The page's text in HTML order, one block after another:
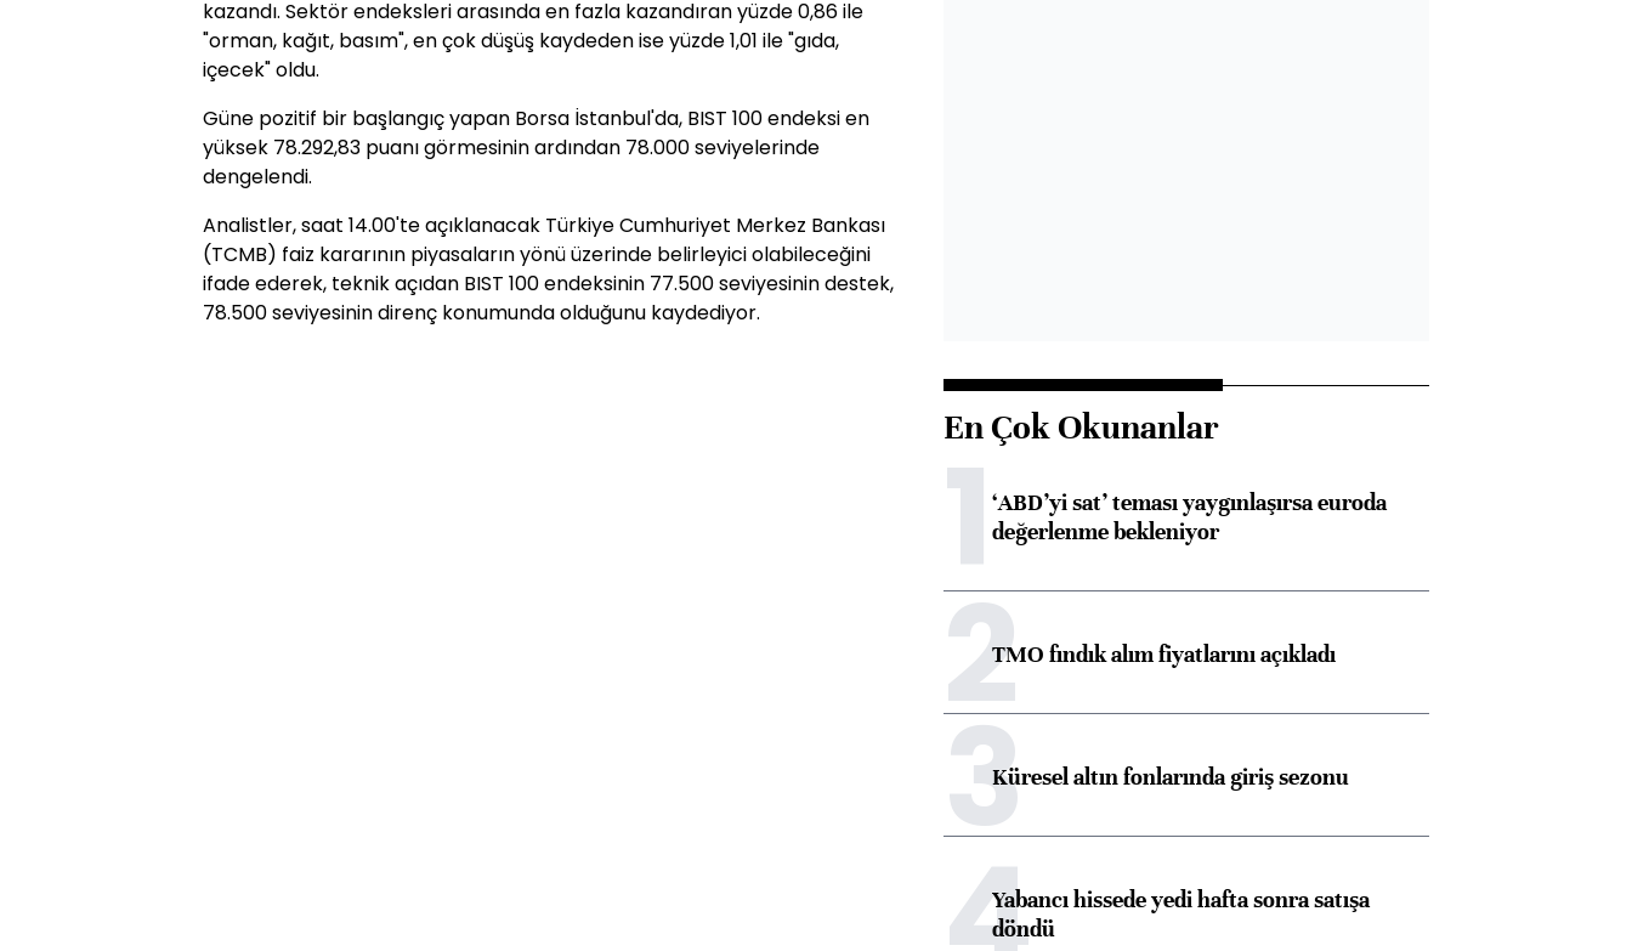
kazandı. Sektör endeksleri arasında en fazla kazandıran yüzde 0,86 ile
"orman, kağıt, basım", en çok düşüş kaydeden ise yüzde 1,01 ile "gıda,
içecek" oldu.
Güne pozitif bir başlangıç yapan Borsa İstanbul'da, BIST 100 endeksi en
yüksek 78.292,83 puanı görmesinin ardından 78.000 seviyelerinde
dengelendi.
Analistler, saat 14.00'te açıklanacak Türkiye Cumhuriyet Merkez Bankası
(TCMB) faiz kararının piyasaların yönü üzerinde belirleyici olabileceğini
ifade ederek, teknik açıdan BIST 100 endeksinin 77.500 seviyesinin destek,
78.500 seviyesinin direnç konumunda olduğunu kaydediyor.
En Çok Okunanlar
1‘ABD’yi sat’ teması yaygınlaşırsa euroda
değerlenme bekleniyor
2TMO fındık alım fiyatlarını açıkladı
3Küresel altın fonlarında giriş sezonu
Yabancı hissede yedi hafta sonra satışa
döndü